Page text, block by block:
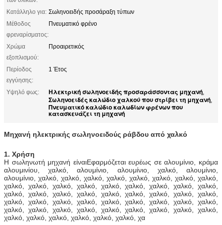
Κατάλληλο για: Σωληνοειδής προσάραξη τύπων
Μέθοδος
φρεναρίσματος:
Πνευματικό φρένο
Χρώμα
εξοπλισμού:
Προαιρετικός
Περίοδος
εγγύησης:
1 Έτος
Υψηλό φως: Ηλεκτρική σωληνοειδής προσαράσσοντας μηχανή,
Σωληνοειδές καλώδιο χαλκού που στρίβει τη μηχανή,
Πνευματικό καλώδιο καλωδίων φρένων που
κατασκευάζει τη μηχανή
Μηχανή ηλεκτρικής σωληνοειδούς ράβδου από χαλκό
1. Χρήση
Η σωληνωτή μηχανή είναιΕφαρμόζεται ευρέως σε αλουμίνιο, κράμα
αλουμινίου, χαλκό, αλουμίνιο, αλουμίνιο, χαλκό, αλουμίνιο,
αλουμίνιο, χαλκό, χαλκό, χαλκό, χαλκό, χαλκό, χαλκό, χαλκό, χαλκό,
χαλκό, χαλκό, χαλκό, χαλκό, χαλκό, χαλκό, χαλκό, χαλκό, χαλκό,
χαλκό, χαλκό, χαλκό, χαλκό, χαλκό, χαλκό, χαλκό, χαλκό, χαλκό,
χαλκό, χαλκό, χαλκό, χαλκό, χαλκό, χαλκό, χαλκό, χαλκό, χαλκό,
χαλκό, χαλκό, χαλκό, χαλκό, χαλκό, χαλκό, χαλκό, χαλκό, χαλκό,
χαλκό, χαλκό, χαλκό, χαλκό, χαλκό, χαλκό, χα